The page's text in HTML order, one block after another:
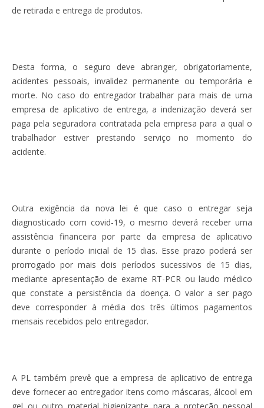
de retirada e entrega de produtos.
Desta forma, o seguro deve abranger, obrigatoriamente,
acidentes pessoais, invalidez permanente ou temporária e
morte. No caso do entregador trabalhar para mais de uma
empresa de aplicativo de entrega, a indenização deverá ser
paga pela seguradora contratada pela empresa para a qual o
trabalhador estiver prestando serviço no momento do
acidente.
Outra exigência da nova lei é que caso o entregar seja
diagnosticado com covid-19, o mesmo deverá receber uma
assistência financeira por parte da empresa de aplicativo
durante o período inicial de 15 dias. Esse prazo poderá ser
prorrogado por mais dois períodos sucessivos de 15 dias,
mediante apresentação de exame RT-PCR ou laudo médico
que constate a persistência da doença. O valor a ser pago
deve corresponder à média dos três últimos pagamentos
mensais recebidos pelo entregador.
A PL também prevê que a empresa de aplicativo de entrega
deve fornecer ao entregador itens como máscaras, álcool em
gel ou outro material higienizante para a proteção pessoal